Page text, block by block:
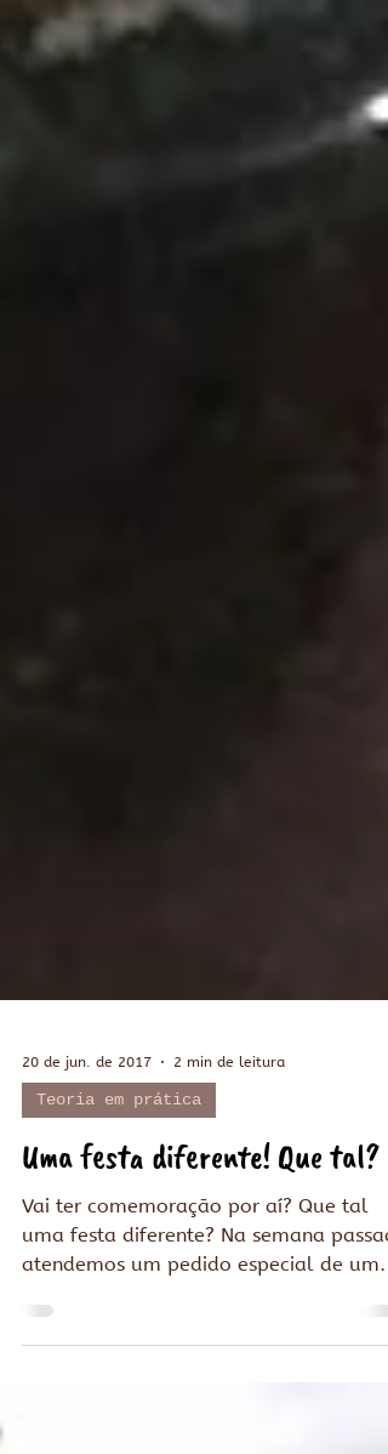
20 de jun. de 2017 2 min de leitura
Teoria em prática
Uma festa diferente! Que tal?
Vai ter comemoração por aí? Que tal
uma festa diferente? Na semana
atendemos um pedido especial de uma